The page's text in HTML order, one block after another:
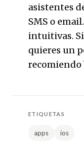
asistentes
SMS o
intuitivas.
quieres un
recomiendo
ETIQUETAS
apps ios